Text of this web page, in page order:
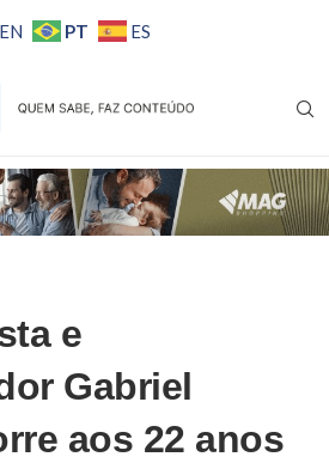
EN PT ES
e
Gabriel
aos 22 anos